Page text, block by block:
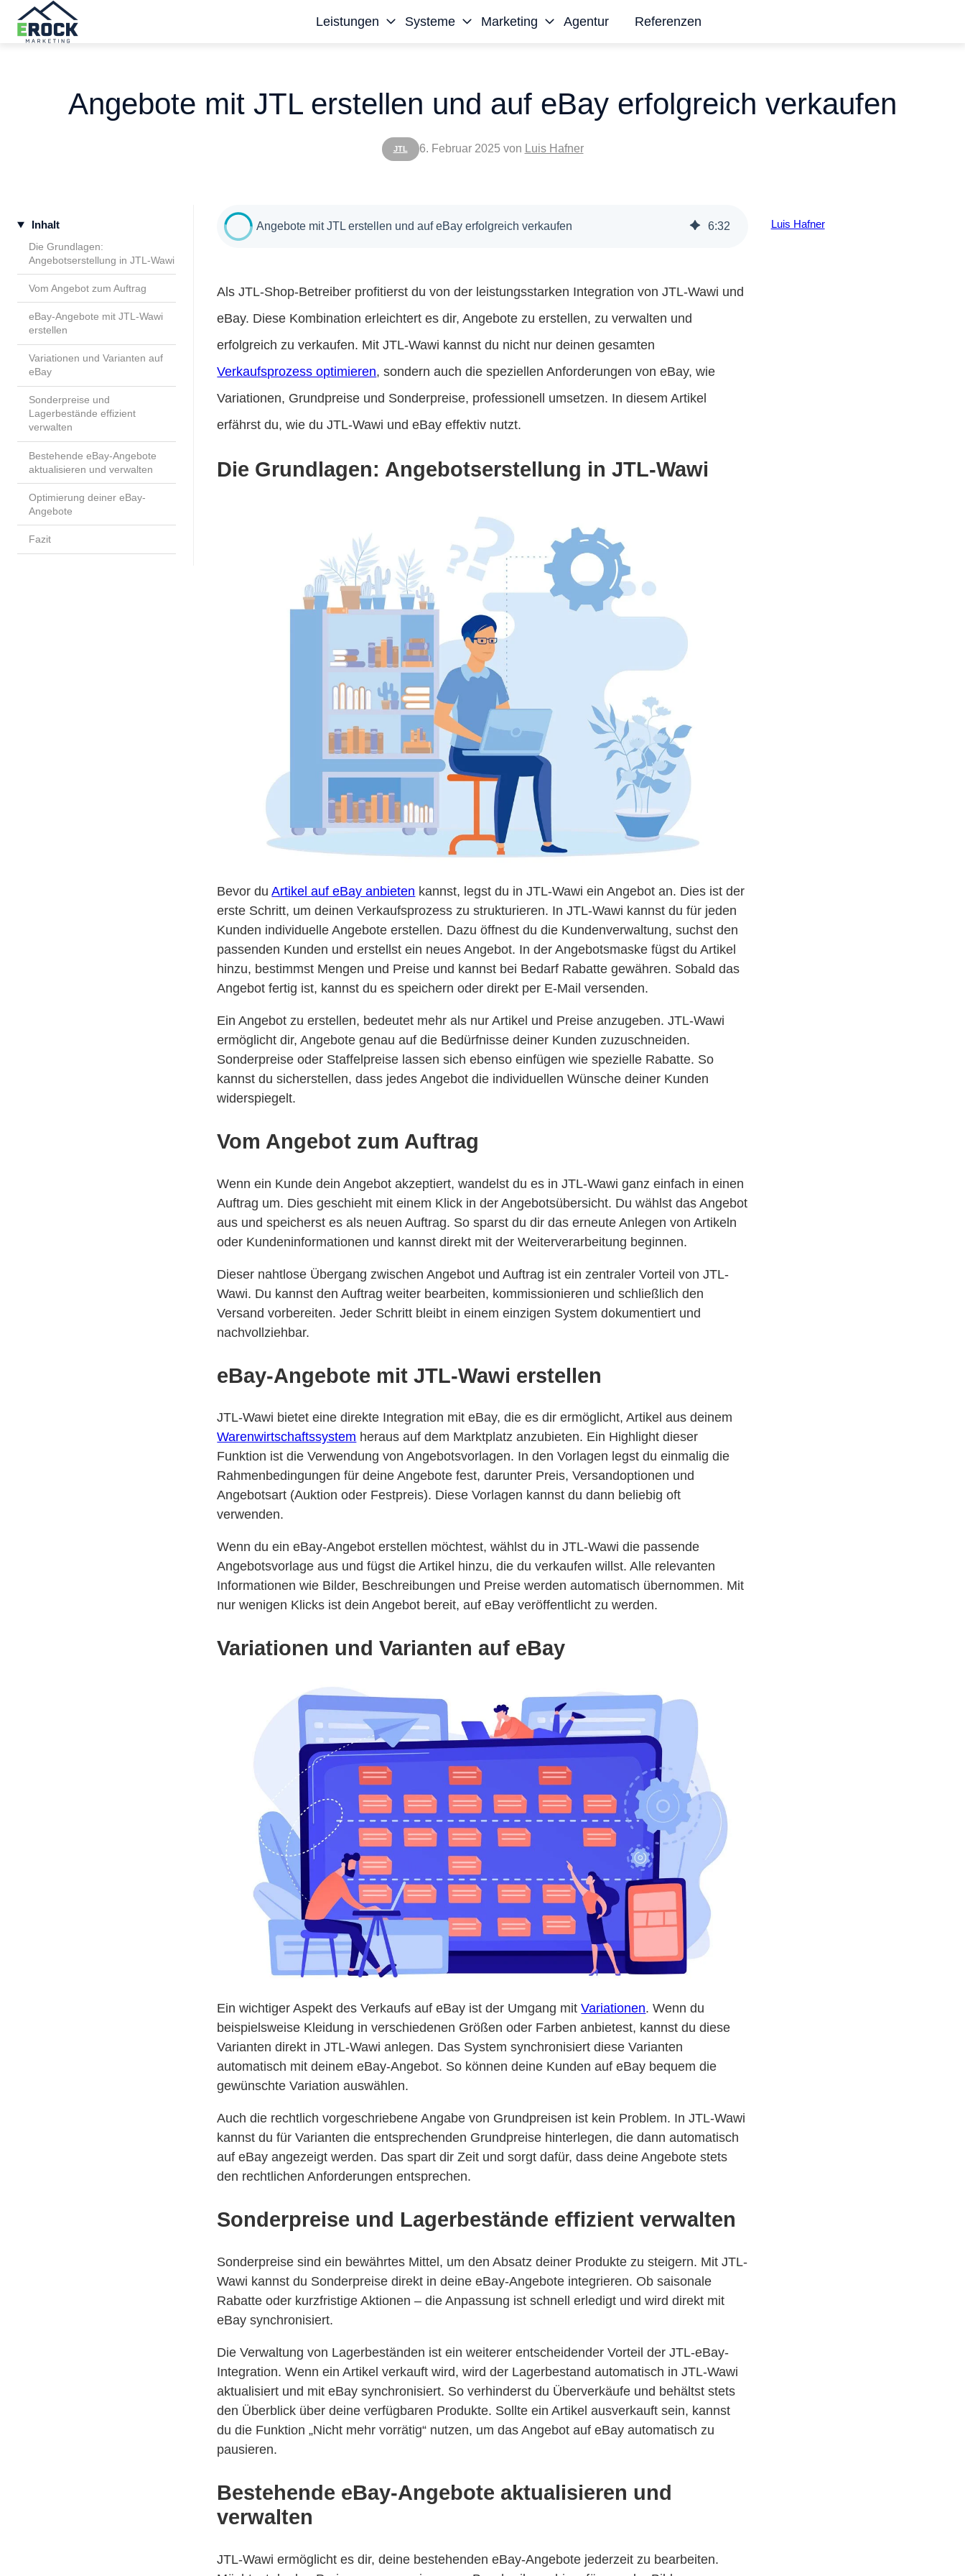
e
Leistungen Systeme Marketing Agentur Referenzen
JTL
Angebote mit JTL erstellen und auf eBay erfolgreich verkaufen
6. Februar 2025 von Luis Hafner
Inhalt
Die Grundlagen:
Angebotserstellung in JTL-Wawi
Vom Angebot zum Auftrag
eBay-Angebote mit JTL-Wawi
erstellen
Variationen und Varianten auf
eBay
Sonderpreise und
Lagerbestände effizient
verwalten
Bestehende eBay-Angebote
aktualisieren und verwalten
Optimierung deiner eBay-
Angebote
Fazit
Angebote mit JTL erstellen und auf eBay erfolgreich verkaufen 6:32
Als JTL-Shop-Betreiber profitierst du von der leistungsstarken Integration von JTL-Wawi und
eBay. Diese Kombination erleichtert es dir, Angebote zu erstellen, zu verwalten und
erfolgreich zu verkaufen. Mit JTL-Wawi kannst du nicht nur deinen gesamten
Verkaufsprozess optimieren, sondern auch die speziellen Anforderungen von eBay, wie
Variationen, Grundpreise und Sonderpreise, professionell umsetzen. In diesem Artikel
erfährst du, wie du JTL-Wawi und eBay effektiv nutzt.
Die Grundlagen: Angebotserstellung in JTL-Wawi
Bevor duArtikel auf eBay anbieten kannst, legst du in JTL-Wawi ein Angebot an. Dies ist der
erste Schritt, um deinen Verkaufsprozess zu strukturieren. In JTL-Wawi kannst du für jeden
Kunden individuelle Angebote erstellen. Dazu öffnest du die Kundenverwaltung, suchst den
passenden Kunden und erstellst ein neues Angebot. In der Angebotsmaske fügst du Artikel
hinzu, bestimmst Mengen und Preise und kannst bei Bedarf Rabatte gewähren. Sobald das
Angebot fertig ist, kannst du es speichern oder direkt per E-Mail versenden.
Ein Angebot zu erstellen, bedeutet mehr als nur Artikel und Preise anzugeben. JTL-Wawi
ermöglicht dir, Angebote genau auf die Bedürfnisse deiner Kunden zuzuschneiden.
Sonderpreise oder Staffelpreise lassen sich ebenso einfügen wie spezielle Rabatte. So
kannst du sicherstellen, dass jedes Angebot die individuellen Wünsche deiner Kunden
widerspiegelt.
Vom Angebot zum Auftrag
Wenn ein Kunde dein Angebot akzeptiert, wandelst du es in JTL-Wawi ganz einfach in einen
Auftrag um. Dies geschieht mit einem Klick in der Angebotsübersicht. Du wählst das Angebot
aus und speicherst es als neuen Auftrag. So sparst du dir das erneute Anlegen von Artikeln
oder Kundeninformationen und kannst direkt mit der Weiterverarbeitung beginnen.
Dieser nahtlose Übergang zwischen Angebot und Auftrag ist ein zentraler Vorteil von JTL-
Wawi. Du kannst den Auftrag weiter bearbeiten, kommissionieren und schließlich den
Versand vorbereiten. Jeder Schritt bleibt in einem einzigen System dokumentiert und
nachvollziehbar.
eBay-Angebote mit JTL-Wawi erstellen
JTL-Wawi bietet eine direkte Integration mit eBay, die es dir ermöglicht, Artikel aus deinem
Warenwirtschaftssystem heraus auf dem Marktplatz anzubieten. Ein Highlight dieser
Funktion ist die Verwendung von Angebotsvorlagen. In den Vorlagen legst du einmalig die
Rahmenbedingungen für deine Angebote fest, darunter Preis, Versandoptionen und
Angebotsart (Auktion oder Festpreis). Diese Vorlagen kannst du dann beliebig oft
verwenden.
Wenn du ein eBay-Angebot erstellen möchtest, wählst du in JTL-Wawi die passende
Angebotsvorlage aus und fügst die Artikel hinzu, die du verkaufen willst. Alle relevanten
Informationen wie Bilder, Beschreibungen und Preise werden automatisch übernommen. Mit
nur wenigen Klicks ist dein Angebot bereit, auf eBay veröffentlicht zu werden.
Variationen und Varianten auf eBay
Ein wichtiger Aspekt des Verkaufs auf eBay ist der Umgang mitVariationen. Wenn du
beispielsweise Kleidung in verschiedenen Größen oder Farben anbietest, kannst du diese
Varianten direkt in JTL-Wawi anlegen. Das System synchronisiert diese Varianten
automatisch mit deinem eBay-Angebot. So können deine Kunden auf eBay bequem die
gewünschte Variation auswählen.
Auch die rechtlich vorgeschriebene Angabe von Grundpreisen ist kein Problem. In JTL-Wawi
kannst du für Varianten die entsprechenden Grundpreise hinterlegen, die dann automatisch
auf eBay angezeigt werden. Das spart dir Zeit und sorgt dafür, dass deine Angebote stets
den rechtlichen Anforderungen entsprechen.
Sonderpreise und Lagerbestände effizient verwalten
Sonderpreise sind ein bewährtes Mittel, um den Absatz deiner Produkte zu steigern. Mit JTL-
Wawi kannst du Sonderpreise direkt in deine eBay-Angebote integrieren. Ob saisonale
Rabatte oder kurzfristige Aktionen – die Anpassung ist schnell erledigt und wird direkt mit
eBay synchronisiert.
Die Verwaltung von Lagerbeständen ist ein weiterer entscheidender Vorteil der JTL-eBay-
Integration. Wenn ein Artikel verkauft wird, wird der Lagerbestand automatisch in JTL-Wawi
aktualisiert und mit eBay synchronisiert. So verhinderst du Überverkäufe und behältst stets
den Überblick über deine verfügbaren Produkte. Sollte ein Artikel ausverkauft sein, kannst
du die Funktion „Nicht mehr vorrätig“ nutzen, um das Angebot auf eBay automatisch zu
pausieren.
Bestehende eBay-Angebote aktualisieren und
verwalten
JTL-Wawi ermöglicht es dir, deine bestehenden eBay-Angebote jederzeit zu bearbeiten.
Luis Hafner